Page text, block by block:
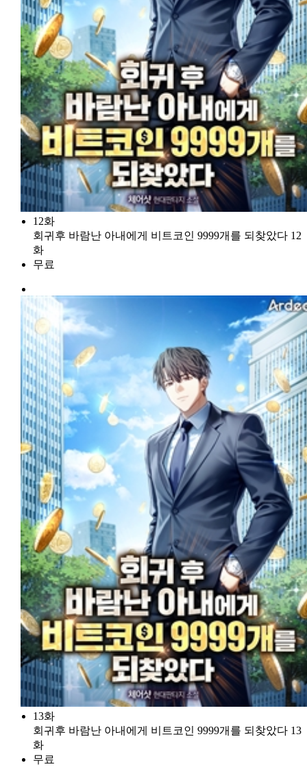
12화
회귀후 바람난 아내에게 비트코인 9999개를 되찾았다 12
화
무료
13화
회귀후 바람난 아내에게 비트코인 9999개를 되찾았다 13
화
무료